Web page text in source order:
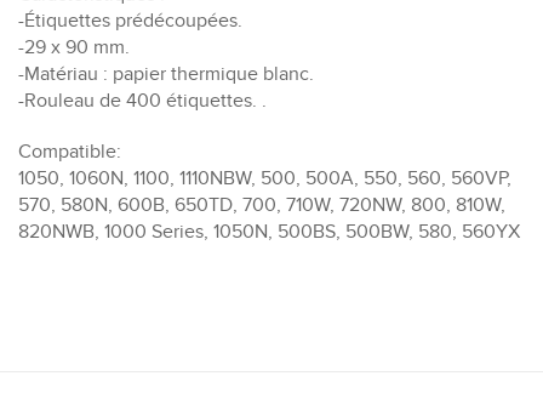
-Étiquettes prédécoupées.
-29 x 90 mm.
-Matériau : papier thermique blanc.
-Rouleau de 400 étiquettes. .
Compatible:
1050, 1060N, 1100, 1110NBW, 500, 500A, 550, 560, 560VP,
570, 580N, 600B, 650TD, 700, 710W, 720NW, 800, 810W,
820NWB, 1000 Series, 1050N, 500BS, 500BW, 580, 560YX